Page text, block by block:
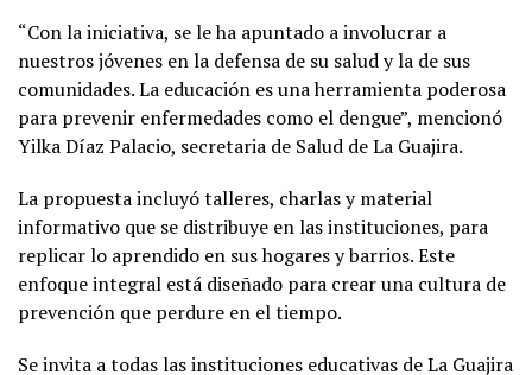
“Con la iniciativa, se le ha apuntado a involucrar a
nuestros jóvenes en la defensa de su salud y la de sus
comunidades. La educación es una herramienta poderosa
para prevenir enfermedades como el dengue”, mencionó
Yilka Díaz Palacio, secretaria de Salud de La Guajira.
La propuesta incluyó talleres, charlas y material
informativo que se distribuye en las instituciones, para
replicar lo aprendido en sus hogares y barrios. Este
enfoque integral está diseñado para crear una cultura de
prevención que perdure en el tiempo.
Se invita a todas las instituciones educativas de La Guajira